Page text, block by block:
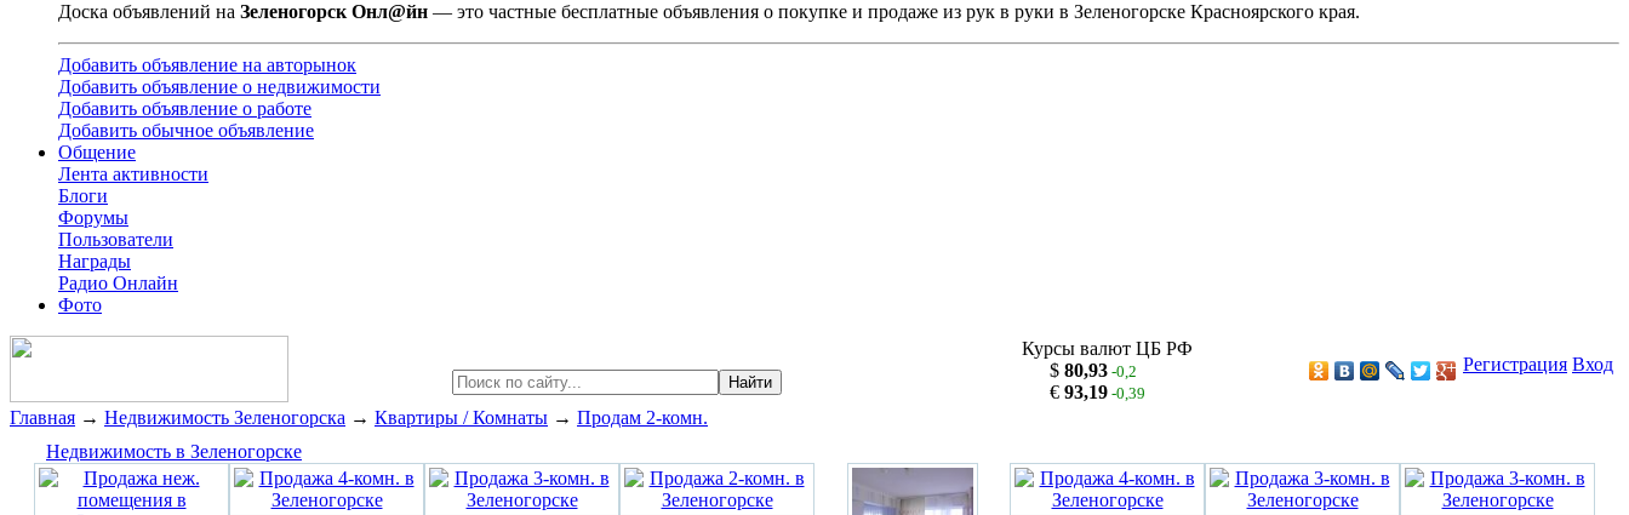
Доска объявлений на Зеленогорск Онл@йн — это частные бесплатные объявления о покупке и продаже из рук в руки в Зеленогорске Красноярского края.
Добавить объявление на авторынок
Добавить объявление о недвижимости
Добавить объявление о работе
Добавить обычное объявление
Общение
Лента активности
Блоги
Форумы
Пользователи
Награды
Радио Онлайн
Фото
Найти
Курсы валют ЦБ РФ
$ 80,93-0,2
€ 93,19-0,39
Регистрация Вход
Главная → Недвижимость Зеленогорска → Квартиры / Комнаты → Продам 2-комн.
Недвижимость в Зеленогорске